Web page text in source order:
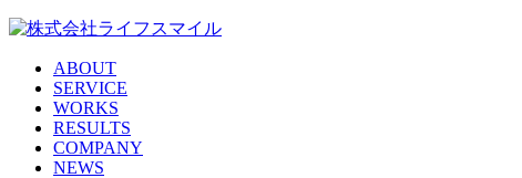
ABOUT
SERVICE
WORKS
RESULTS
COMPANY
NEWS